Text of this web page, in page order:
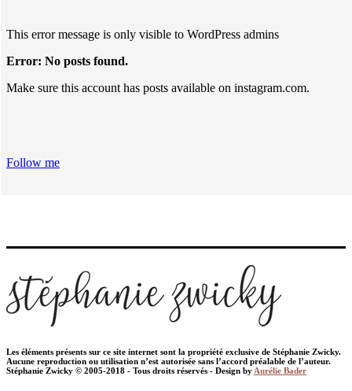
This error message is only visible to WordPress admins
Error: No posts found.
Make sure this account has posts available on instagram.com.
Follow me
Les éléments présents sur ce site internet sont la propriété exclusive de Stéphanie Zwicky.
Aucune reproduction ou utilisation n’est autorisée sans l’accord préalable de l’auteur.
Stéphanie Zwicky © 2005-2018 - Tous droits réservés - Design by Aurélie Bader